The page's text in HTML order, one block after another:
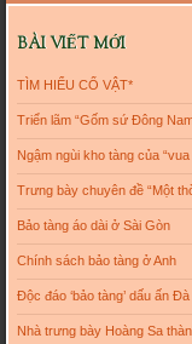
BÀI VIẾT MỚI
TÌM HIỂU CỔ VẬT*
Triển lãm “Gốm sứ Đông
Ngậm ngùi kho tàng của
Trưng bày chuyên đề “Một
Bảo tàng áo dài ở Sài Gòn
Chính sách bảo tàng ở Anh
Độc đáo ‘bảo tàng’ dấu ấn Đà
Nhà trưng bày Hoàng Sa